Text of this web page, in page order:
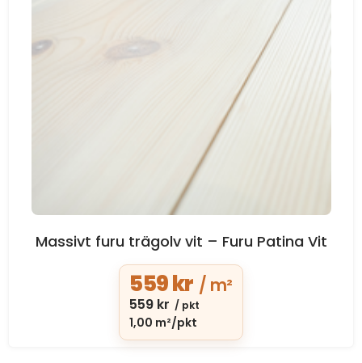
Massivt furu trägolv vit – Furu Patina Vit
559kr / m²
559 kr / pkt
1,00 m²/pkt